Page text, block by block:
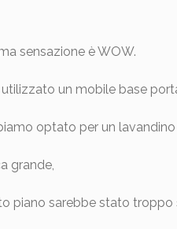
sensazione è WOW.
un mobile base
optato per un lavandino
grande,
piano sarebbe stato